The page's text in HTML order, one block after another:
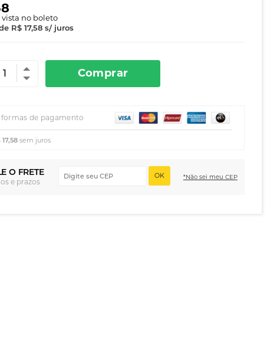
vista no boleto
R$ 17,58s/ juros
Comprar
de pagamento
17,58sem juros
O FRETE
e prazos
OK *Não sei meu CEP